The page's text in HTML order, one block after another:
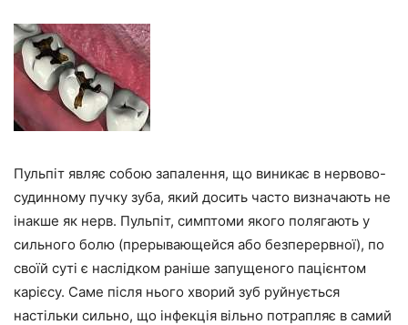
Пульпіт являє собою запалення, що виникає в нервово-
судинному пучку зуба, який досить часто визначають не
інакше як нерв. Пульпіт, симптоми якого полягають у
сильного болю (прерывающейся або безперервної), по
своїй суті є наслідком раніше запущеного пацієнтом
карієсу. Саме після нього хворий зуб руйнується
настільки сильно, що інфекція вільно потрапляє в самий